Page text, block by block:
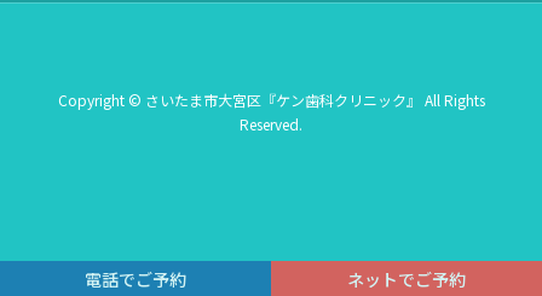
Copyright © さいたま市大宮区『ケン歯科クリニック』 All Rights
Reserved.
電話でご予約
ネットでご予約